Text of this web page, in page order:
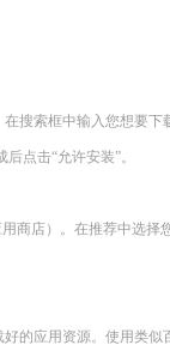
搜索框中输入您想要
后点击“允许安装”。
商店）。在推荐中选
的应用资源。使用类